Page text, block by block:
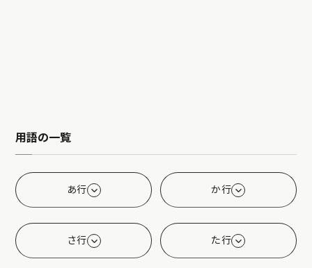
用語の一覧
あ行 か行
さ行 た行